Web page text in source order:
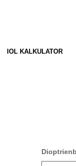
IOL KALKULATOR